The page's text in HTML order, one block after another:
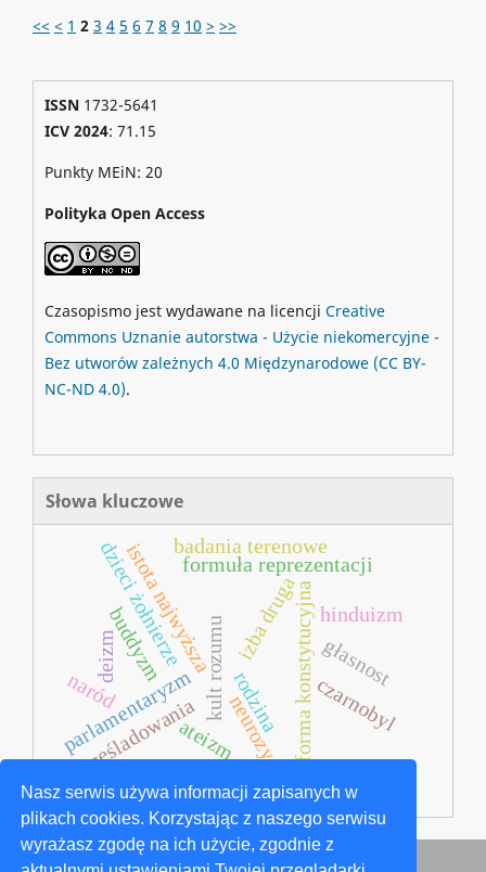
Nasz serwis używa informacji zapisanych w
plikach cookies. Korzystając z naszego serwisu
wyrażasz zgodę na ich użycie, zgodnie z
<< < 1 2 3 4 5 6 7 8 9 10 > >>
ISSN1732-5641
ICV 2024: 71.15
Punkty MEiN: 20
Polityka Open Access
Czasopismo jest wydawane na licencji Creative
Commons Uznanie autorstwa - Użycie niekomercyjne -
Bez utworów zależnych 4.0 Międzynarodowe (CC BY-
NC-ND 4.0).
Słowa kluczowe
rodzina reforma konstytucyjna
istota najwyższa
kult rozumu
formuła reprezentacji
izba druga
parlamentaryzm
prześladowania
hinduizm
buddyzm
czarnobyl
deizm głasnost
neurozy
ateizm
dzieci żołnierze
naród
badania terenowe